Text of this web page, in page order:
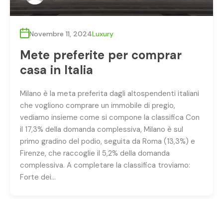
Novembre 11, 2024Luxury
Mete preferite per comprar
casa in Italia
Milano è la meta preferita dagli altospendenti italiani
che vogliono comprare un immobile di pregio,
vediamo insieme come si compone la classifica Con
il 17,3% della domanda complessiva, Milano è sul
primo gradino del podio, seguita da Roma (13,3%) e
Firenze, che raccoglie il 5,2% della domanda
complessiva. A completare la classifica troviamo:
Forte dei…